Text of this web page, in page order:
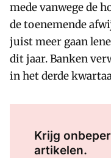
mede vanwege de
de toenemende
juist meer gaan
dit jaar. Banken
in het derde
Krijg
artikelen.